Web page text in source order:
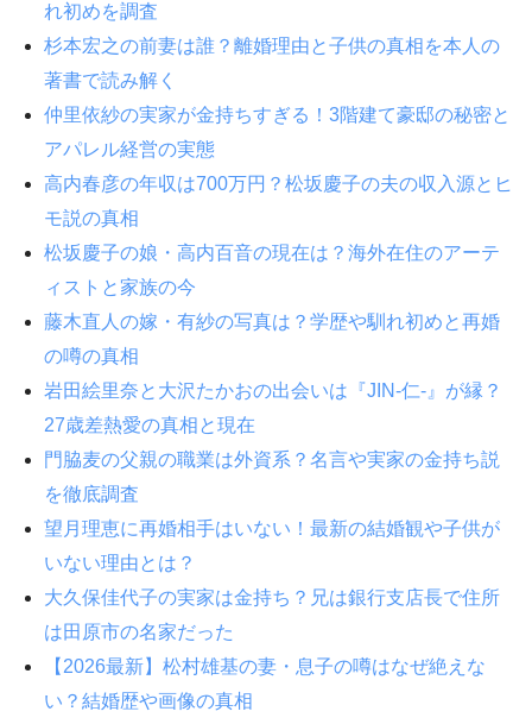
れ初めを調査
杉本宏之の前妻は誰？離婚理由と子供の真相を本人の
著書で読み解く
仲里依紗の実家が金持ちすぎる！3階建て豪邸の秘密と
アパレル経営の実態
高内春彦の年収は700万円？松坂慶子の夫の収入源とヒ
モ説の真相
松坂慶子の娘・高内百音の現在は？海外在住のアーテ
ィストと家族の今
藤木直人の嫁・有紗の写真は？学歴や馴れ初めと再婚
の噂の真相
岩田絵里奈と大沢たかおの出会いは『JIN-仁-』が縁？
27歳差熱愛の真相と現在
門脇麦の父親の職業は外資系？名言や実家の金持ち説
を徹底調査
望月理恵に再婚相手はいない！最新の結婚観や子供が
いない理由とは？
大久保佳代子の実家は金持ち？兄は銀行支店長で住所
は田原市の名家だった
【2026最新】松村雄基の妻・息子の噂はなぜ絶えな
い？結婚歴や画像の真相